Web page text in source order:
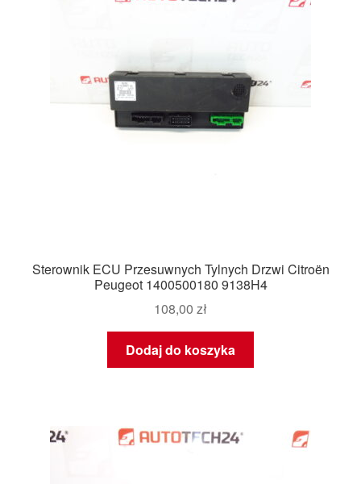
Sterownik ECU Przesuwnych Tylnych Drzwi Citroën
Peugeot 1400500180 9138H4
108,00 zł
Dodaj do koszyka